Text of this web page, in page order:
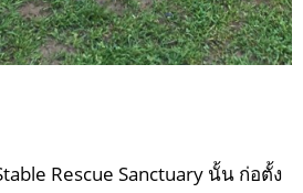
Rescue Sanctuary นั้น ก่อตั้ง